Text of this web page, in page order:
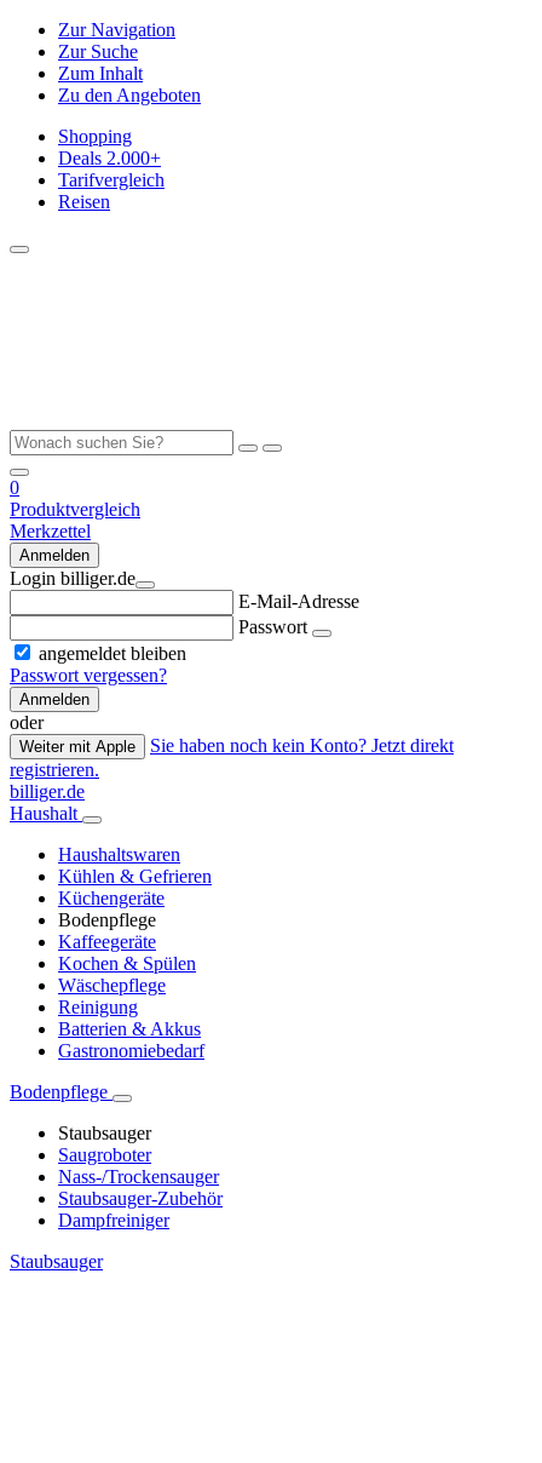
Zur Navigation
Zur Suche
Zum Inhalt
Zu den Angeboten
Shopping
Deals 2.000+
Tarifvergleich
Reisen
0
Produktvergleich
Merkzettel
Anmelden
Login billiger.de
E-Mail-Adresse
Passwort
angemeldet bleiben
Passwort vergessen?
Anmelden
oder
Weiter mit Apple
Sie haben noch kein Konto? Jetzt direkt
registrieren.
billiger.de
Haushalt
Haushaltswaren
Kühlen & Gefrieren
Küchengeräte
Bodenpflege
Kaffeegeräte
Kochen & Spülen
Wäschepflege
Reinigung
Batterien & Akkus
Gastronomiebedarf
Bodenpflege
Staubsauger
Saugroboter
Nass-/Trockensauger
Staubsauger-Zubehör
Dampfreiniger
Staubsauger